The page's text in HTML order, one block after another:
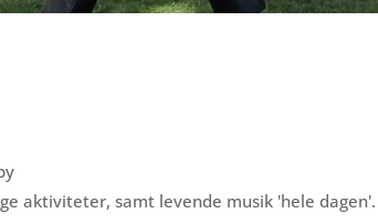
aktiviteter, samt levende musik 'hele